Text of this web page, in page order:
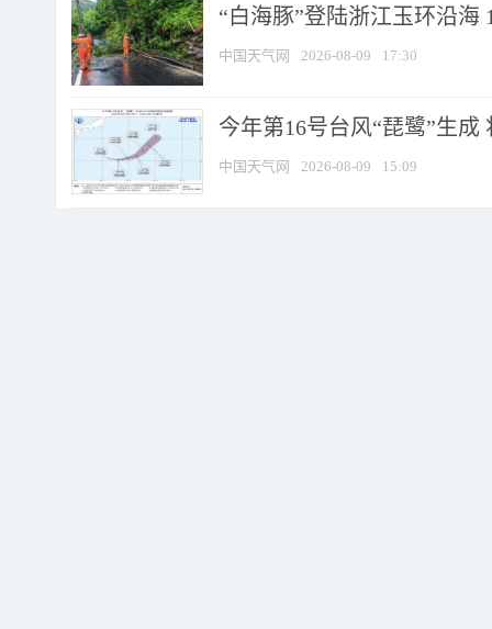
“白海豚”登陆浙江玉环沿海
中国天气网 2026-08-09 17:30
今年第16号台风“琵鹭”生
中国天气网 2026-08-09 15:09